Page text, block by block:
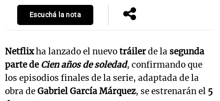
Escuchá la nota
Netflixha lanzado el nuevotráilerde la segunda
parte deCien años de soledad, confirmando que
los episodios finales de la serie, adaptada de la
obra deGabriel García Márquez, se estrenarán el 5